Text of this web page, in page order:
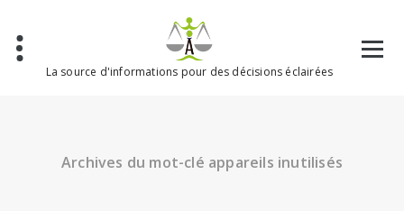
contenu
La source d'informations pour des décisions éclairées
Archives du mot-clé appareils inutilisés